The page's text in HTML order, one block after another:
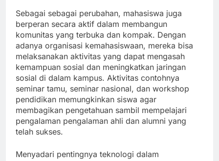
Sebagai sebagai perubahan, mahasiswa juga
berperan secara aktif dalam membangun
komunitas yang terbuka dan kompak. Dengan
adanya organisasi kemahasiswaan, mereka bisa
melaksanakan aktivitas yang dapat mengasah
kemampuan sosial dan meningkatkan jaringan
sosial di dalam kampus. Aktivitas contohnya
seminar tamu, seminar nasional, dan workshop
pendidikan memungkinkan siswa agar
membagikan pengetahuan sambil mempelajari
pengalaman pengalaman ahli dan alumni yang
telah sukses.
Menyadari pentingnya teknologi dalam